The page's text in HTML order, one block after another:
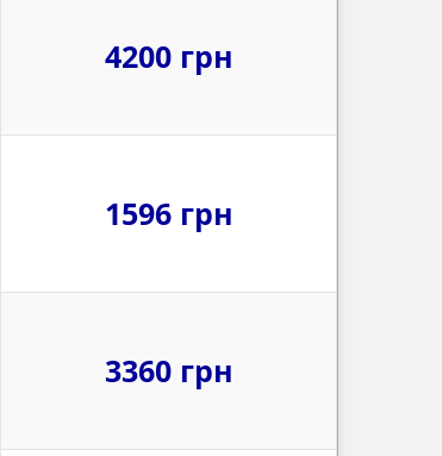
4200 грн
1596 грн
3360 грн